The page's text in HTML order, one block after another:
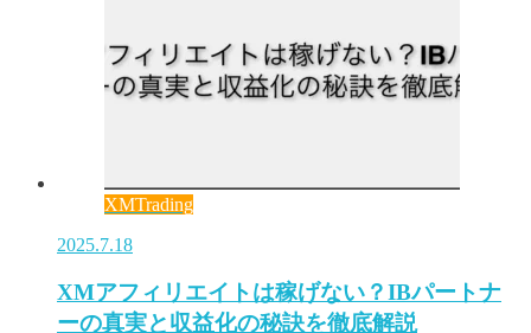
XMTrading
2025.7.18
XMアフィリエイトは稼げない？IBパートナ
ーの真実と収益化の秘訣を徹底解説